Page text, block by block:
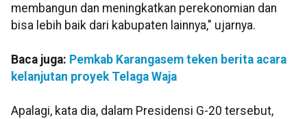
membangun dan meningkatkan perekonomian dan
bisa lebih baik dari kabupaten lainnya," ujarnya.
Baca juga: Pemkab Karangasem teken berita acara
kelanjutan proyek Telaga Waja
Apalagi, kata dia, dalam Presidensi G-20 tersebut,